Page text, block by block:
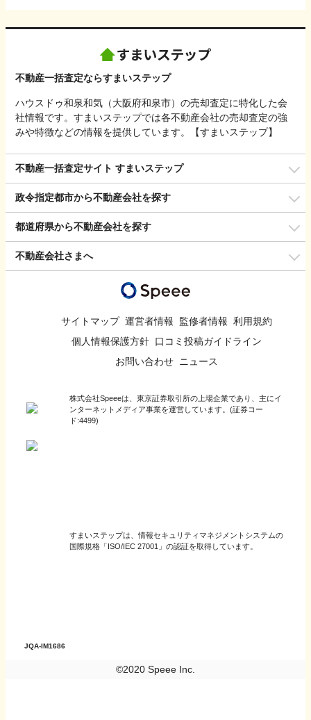
不動産一括査定ならすまいステップ
ハウスドゥ和泉和気（大阪府和泉市）の売却査定に特化した会
社情報です。すまいステップでは各不動産会社の売却査定の強
みや特徴などの情報を提供しています。【すまいステップ】
不動産一括査定サイト すまいステップ
政令指定都市から不動産会社を探す
都道府県から不動産会社を探す
不動産会社さまへ
サイトマップ 運営者情報 監修者情報 利用規約
個人情報保護方針 口コミ投稿ガイドライン
お問い合わせ ニュース
株式会社Speeeは、東京証券取引所の上場企業であり、主にイ
ンターネットメディア事業を運営しています。(証券コー
ド:4499)
JQA-IM1686
すまいステップは、情報セキュリティマネジメントシステムの
国際規格「ISO/IEC 27001」の認証を取得しています。
©2020 Speee Inc.